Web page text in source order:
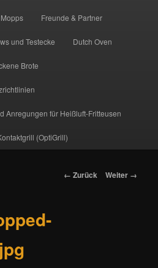
Freunde & Partner
und Testecke Dutch Oven
Brote
Anregungen für Heißluft-Fritteusen
(OptiGrill)
Bilder-
← Zurück Weiter →